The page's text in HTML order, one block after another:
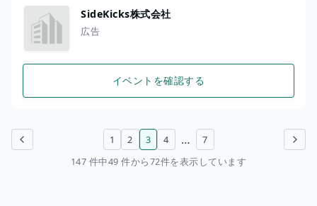
SideKicks株式会社
広告
イベントを確認する
前のページ 次のページ
1 2 3 4 …
7
147 件中49 件から72件を表示しています